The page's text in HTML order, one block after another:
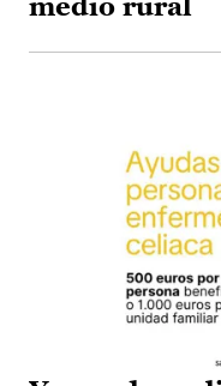
medio rural